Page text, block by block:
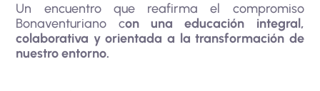
Un encuentro que reafirma el compromiso
Bonaventuriano con una educación integral,
colaborativa y orientada a la transformación de
nuestro entorno.